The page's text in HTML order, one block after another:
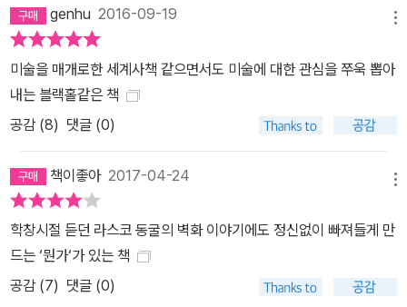
술을 통해 삶과 죽음이라는 영원한 수수께끼에 필사적으로 내놓은 가
장 아름답고도 완벽한 답을 볼 수 있다. 3부 ‘삶은 처절한 투쟁이다’에
서는 메소포타미아 미술을 살펴본다. 현대의 이라크와 이란 지역에
자리 잡았던 메소포타미아의 군주들은 강력한 권력을 선전하기 위해
처절한 영상 광고를 성벽에 새겨놓았다. 그들은 일찍부터 미술이 선
명의 기초 단위인 ‘도시’를 건설한 메소포타미아 미술은 모든 미술은
프로파간다, 즉 정치 선전물일 수 있다는 점을 알려준다.
genhu 2016-09-19
미술을 매개로한 세계사책 같으면서도 미술에 대한 관심을 쭈욱 뽑아
내는 블랙홀같은 책
공감 (8) 댓글 (0)
책이좋아2017-04-24
학창시절 듣던 라스코 동굴의 벽화 이야기에도 정신없이 빠져들게 만
드는 ‘뭔가‘가 있는 책
공감 (7) 댓글 (0)